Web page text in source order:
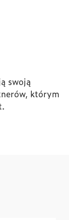
swoją
którym